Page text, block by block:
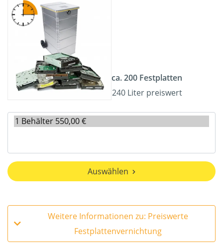
ca. 200 Festplatten
240 Liter preiswert
Auswählen
Weitere Informationen zu: Preiswerte
Festplattenvernichtung